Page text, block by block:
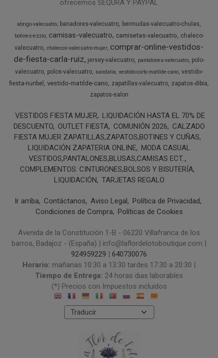
ofrecemos SEQURA Y PAYPAL
abrigo-valecuatro banadores-valecuatro bermudas-valecuatro-chulas
botines-ezzio camisas-valecuatro camisetas-valecuatro
chaleco-
valecuatro chalecos-valecuatro-mujer comprar-online-vestidos-
de-fiesta-carla-ruiz
jersey-valecuatro pantalones-valecuatro polo-
valecuatro polos-valecuatro sandalia vestido-corto-matilde-cano vestido-
fiesta-nuribel
vestido-matilde-cano zapatillas-valecuatro zapatos-dibia
zapatos-salon
VESTIDOS FIESTA MUJER LIQUIDACIÓN HASTA EL 70% DE
DESCUENTO OUTLET FIESTA COMUNIÓN 2026
CALZADO
FIESTA MUJER ZAPATILLAS,ZAPATOS,BOTINES Y CUÑAS
LIQUIDACIÓN ZAPATERIA ONLINE MODA CASUAL
VESTIDOS,PANTALONES,BLUSAS,CAMISAS ECT..
COMPLEMENTOS: CINTURONES,BOLSOS Y BISUTERÍA
LIQUIDACIÓN
TARJETAS REGALO
Ir arriba Contáctanos Aviso Legal
Política de Privacidad
Condiciones de Compra
Políticas de Cookies
Avenida de la Constitución 1-B - 06220 Villafranca de los
barros, Badajoz - (España) | info@laflordelotoboutique.com |
924959229 | 640730076
Horario: mañanas 10:30 a 13:30 tardes 17:30 a 20:30 |
Tiempo de Entrega: 24 horas dias laborables
(*) Precios con Impuestos incluidos